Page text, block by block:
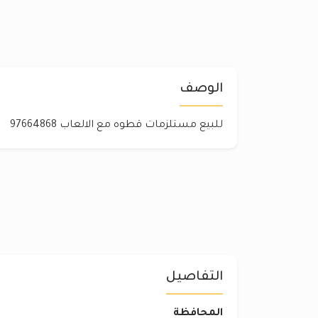
الوصف
للبيع مستلزمات قطوه مع الالعاب 97664868
التفاصيل
المحافظة